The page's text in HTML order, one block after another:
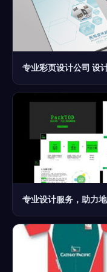
专业彩页设计公司 设
专业设计服务，助力